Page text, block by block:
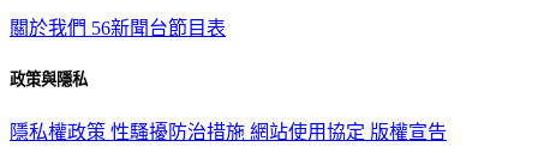
關於我們 56新聞台節目表
政策與隱私
隱私權政策 性騷擾防治措施 網站使用協定 版權宣告